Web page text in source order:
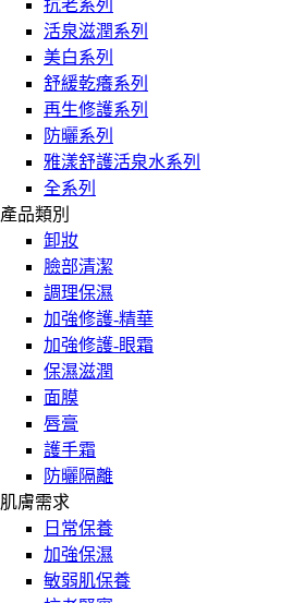
抗老系列
活泉滋潤系列
美白系列
舒緩乾癢系列
再生修護系列
防曬系列
雅漾舒護活泉水系列
全系列
產品類別
卸妝
臉部清潔
調理保濕
加強修護-精華
加強修護-眼霜
保濕滋潤
面膜
唇膏
護手霜
防曬隔離
肌膚需求
日常保養
加強保濕
敏弱肌保養